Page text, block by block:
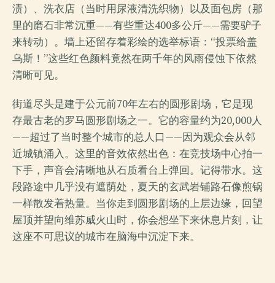
渍）、洗衣店（当时用尿液清洗织物）以及面包房（那
里的磨石非常沉重——有些重达400多公斤——需要驴子
来转动）。墙上还留存着彩绘的选举标语：“投票给盖
乌斯！”这些红色颜料竟然在两千年的风雨侵蚀下依然
清晰可见。
街道尽头是建于公元前70年左右的圆形剧场，它是现
存最古老的罗马圆形剧场之一。它的容量约为20,000人
——超过了当时整个城市的总人口——因为观众会从邻
近城镇涌入。这里的音效依然出色：在竞技场中心拍一
下手，声音会清晰地从石质看台上弹回。记得带水。这
段路途中几乎没有遮荫处，夏天的玄武岩铺路石像煎锅
一样散发着热量。当你走到圆形剧场的上层边缘，回望
屋顶并望向维苏威火山时，你会想坐下来休息片刻，让
这座不可思议的城市在脑海中沉淀下来。